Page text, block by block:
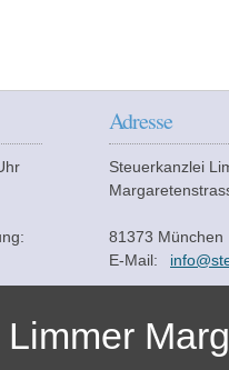
Adresse
Steuerkanzlei
81373 München
E-Mail: